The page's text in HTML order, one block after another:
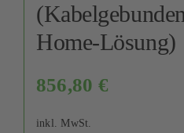
Home-Lösung)
856,80 €
inkl. MwSt.